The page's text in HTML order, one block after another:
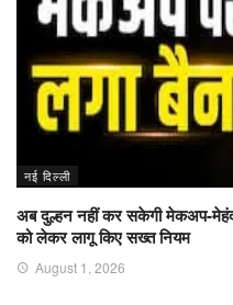
नई दिल्ली
अब दुल्हन नहीं कर सकेगी मेकअप-
को लेकर लागू किए सख्त नियम
August 1, 2026